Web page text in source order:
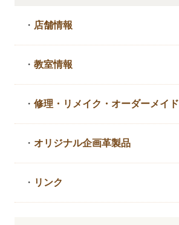
・ 店舗情報
・教室情報
・修理・リメイク・ オーダーメイド
・ オリジナル企画革製品
・ リンク